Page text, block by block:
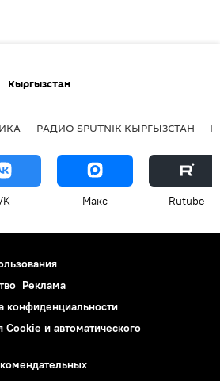
Кыргызстан
РАДИО SPUTNIK КЫРГЫЗСТАН
Макс Rutube
Реклама
конфиденциальности
Cookie и автоматического